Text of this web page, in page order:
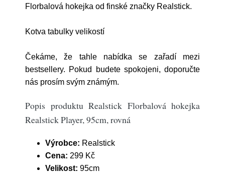
Florbalová hokejka od finské značky Realstick.
Kotva tabulky velikostí
Čekáme, že tahle nabídka se zařadí mezi
bestsellery. Pokud budete spokojeni, doporučte
nás prosím svým známým.
Popis produktu Realstick Florbalová hokejka
Realstick Player, 95cm, rovná
Výrobce: Realstick
Cena: 299 Kč
Velikost: 95cm